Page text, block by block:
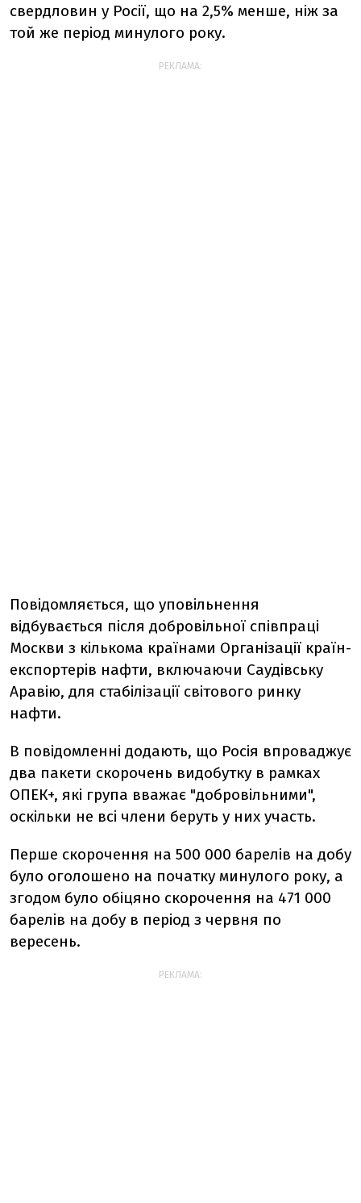
свердловин у Росії, що на 2,5% менше, ніж за
той же період минулого року.
РЕКЛАМА:
Повідомляється, що уповільнення
відбувається після добровільної співпраці
Москви з кількома країнами Організації країн-
експортерів нафти, включаючи Саудівську
Аравію, для стабілізації світового ринку
нафти.
В повідомленні додають, що Росія впроваджує
два пакети скорочень видобутку в рамках
ОПЕК+, які група вважає "добровільними",
оскільки не всі члени беруть у них участь.
Перше скорочення на 500 000 барелів на добу
було оголошено на початку минулого року, а
згодом було обіцяно скорочення на 471 000
барелів на добу в період з червня по
вересень.
РЕКЛАМА: